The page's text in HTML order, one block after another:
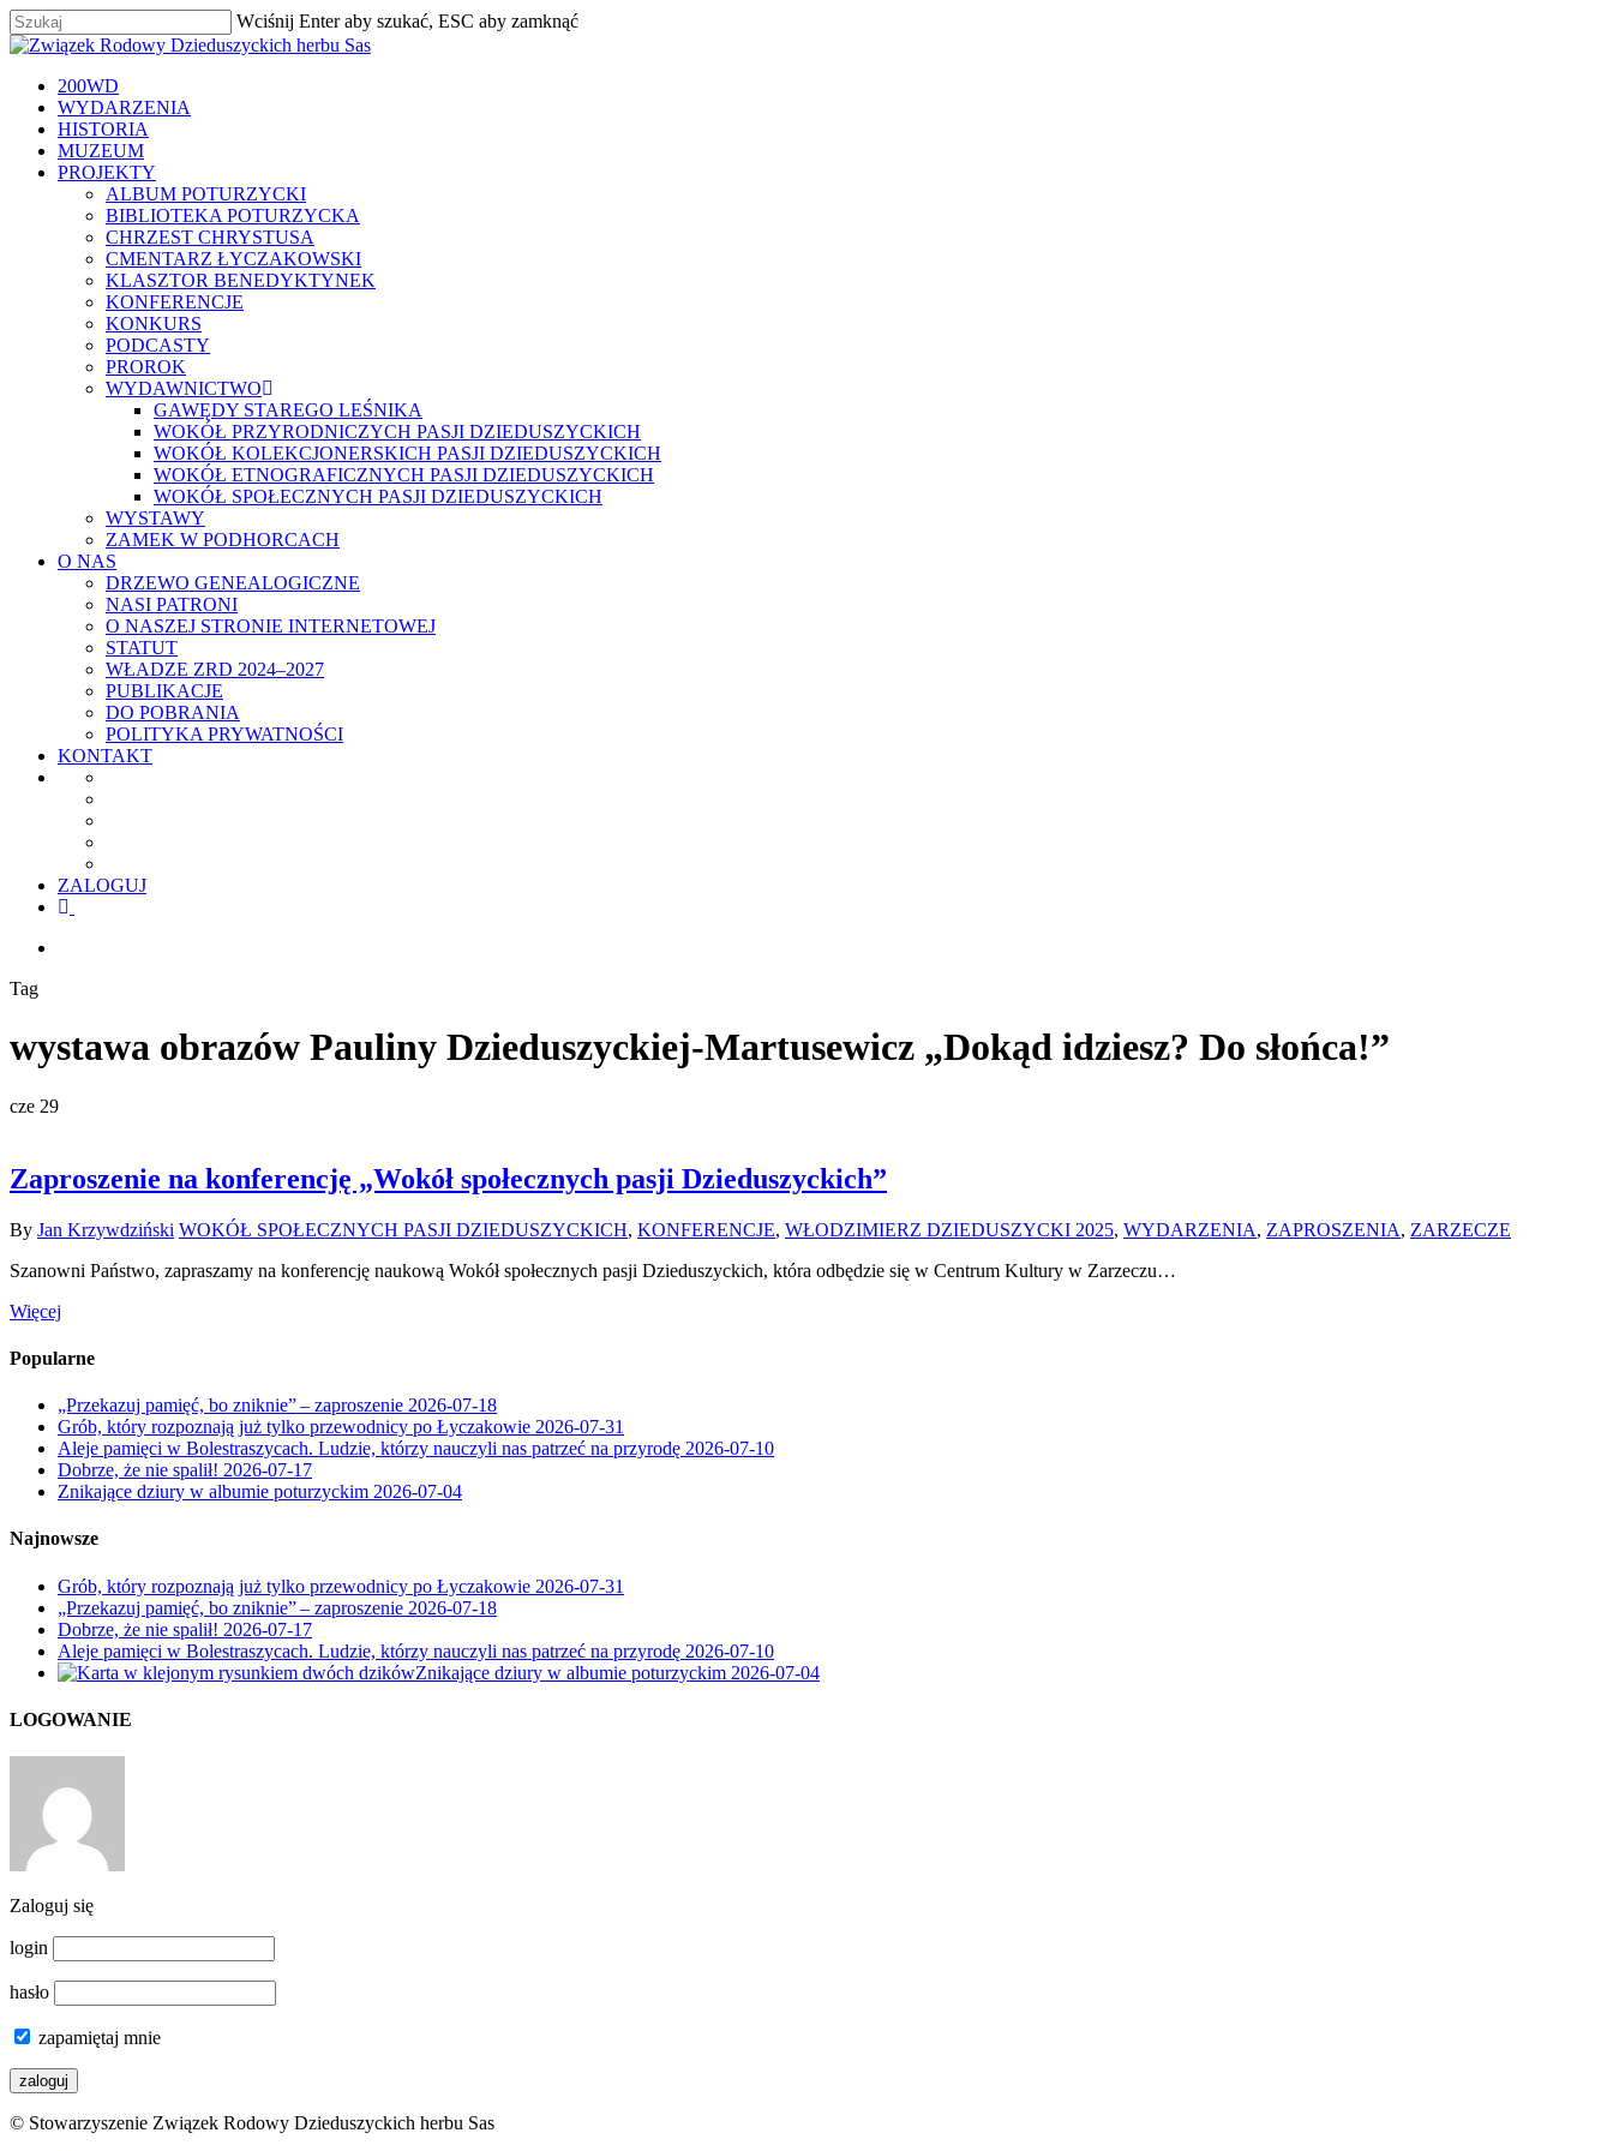
Skip
to
content
Wciśnij Enter aby szukać, ESC aby zamknąć
Zamknij
szukaj
Menu
200WD
WYDARZENIA
HISTORIA
MUZEUM
PROJEKTY
ALBUM POTURZYCKI
BIBLIOTEKA POTURZYCKA
CHRZEST CHRYSTUSA
CMENTARZ ŁYCZAKOWSKI
KLASZTOR BENEDYKTYNEK
KONFERENCJE
KONKURS
PODCASTY
PROROK
WYDAWNICTWO
GAWĘDY STAREGO LEŚNIKA
WOKÓŁ PRZYRODNICZYCH PASJI DZIEDUSZYCKICH
WOKÓŁ KOLEKCJONERSKICH PASJI DZIEDUSZYCKICH
WOKÓŁ ETNOGRAFICZNYCH PASJI DZIEDUSZYCKICH
WOKÓŁ SPOŁECZNYCH PASJI DZIEDUSZYCKICH
WYSTAWY
ZAMEK W PODHORCACH
O NAS
DRZEWO GENEALOGICZNE
NASI PATRONI
O NASZEJ STRONIE INTERNETOWEJ
STATUT
WŁADZE ZRD 2024–2027
PUBLIKACJE
DO POBRANIA
POLITYKA PRYWATNOŚCI
KONTAKT
ZALOGUJ
facebook
Tag
wystawa obrazów Pauliny Dzieduszyckiej-Martusewicz „Dokąd idziesz? Do słońca!”
cze 29
Zaproszenie na konferencję „Wokół społecznych pasji Dzieduszyckich”
By Jan Krzywdziński WOKÓŁ SPOŁECZNYCH PASJI DZIEDUSZYCKICH, KONFERENCJE, WŁODZIMIERZ DZIEDUSZYCKI 2025, WYDARZENIA, ZAPROSZENIA, ZARZECZE
Szanowni Państwo, zapraszamy na konferencję naukową Wokół społecznych pasji Dzieduszyckich, która odbędzie się w Centrum Kultury w Zarzeczu…
Więcej
Popularne
„Przekazuj pamięć, bo zniknie” – zaproszenie 2026-07-18
Grób, który rozpoznają już tylko przewodnicy po Łyczakowie 2026-07-31
Aleje pamięci w Bolestraszycach. Ludzie, którzy nauczyli nas patrzeć na przyrodę 2026-07-10
Dobrze, że nie spalił! 2026-07-17
Znikające dziury w albumie poturzyckim 2026-07-04
Najnowsze
Grób, który rozpoznają już tylko przewodnicy po Łyczakowie 2026-07-31
„Przekazuj pamięć, bo zniknie” – zaproszenie 2026-07-18
Dobrze, że nie spalił! 2026-07-17
Aleje pamięci w Bolestraszycach. Ludzie, którzy nauczyli nas patrzeć na przyrodę 2026-07-10
Znikające dziury w albumie poturzyckim 2026-07-04
LOGOWANIE
Zaloguj się
login
hasło
zapamiętaj mnie
© Stowarzyszenie Związek Rodowy Dzieduszyckich herbu Sas